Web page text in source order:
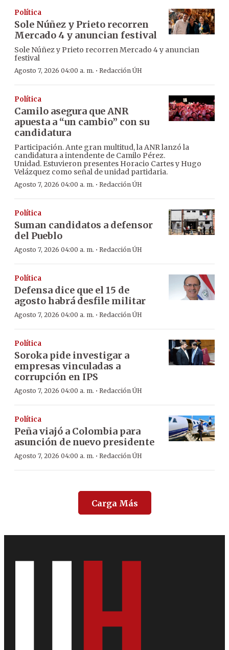
Política
Sole Núñez y Prieto recorren
Mercado 4 y anuncian festival
Sole Núñez y Prieto recorren Mercado 4 y anuncian
festival
Agosto 7, 2026 04:00 a. m. · Redacción ÚH
Política
Camilo asegura que ANR
apuesta a “un cambio” con su
candidatura
Participación. Ante gran multitud, la ANR lanzó la
candidatura a intendente de Camilo Pérez.
Unidad. Estuvieron presentes Horacio Cartes y Hugo
Velázquez como señal de unidad partidaria.
Agosto 7, 2026 04:00 a. m. · Redacción ÚH
Política
Suman candidatos a defensor
del Pueblo
Agosto 7, 2026 04:00 a. m. · Redacción ÚH
Política
Defensa dice que el 15 de
agosto habrá desfile militar
Agosto 7, 2026 04:00 a. m. · Redacción ÚH
Política
Soroka pide investigar a
empresas vinculadas a
corrupción en IPS
Agosto 7, 2026 04:00 a. m. · Redacción ÚH
Política
Peña viajó a Colombia para
asunción de nuevo presidente
Agosto 7, 2026 04:00 a. m. · Redacción ÚH
Carga Más